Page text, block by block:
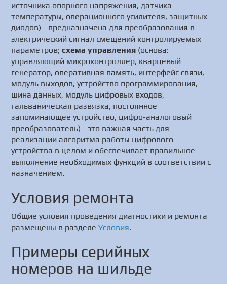
источника опорного напряжения, датчика
температуры, операционного усилителя, защитных
диодов) - предназначена для преобразования в
электрический сигнал смещений контролируемых
параметров;схема управления (основа:
управляющий микроконтроллер, кварцевый
генератор, оперативная память, интерфейс связи,
модуль выходов, устройство программирования,
шина данных, модуль цифровых входов,
гальваническая развязка, постоянное
запоминающее устройство, цифро-аналоговый
преобразователь) - это важная часть для
реализации алгоритма работы цифрового
устройства в целом и обеспечивает правильное
выполнение необходимых функций в соответствии с
назначением.
Условия ремонта
Общие условия проведения диагностики и ремонта
размещены в разделеУсловия.
Примеры серийных
номеров на шильде